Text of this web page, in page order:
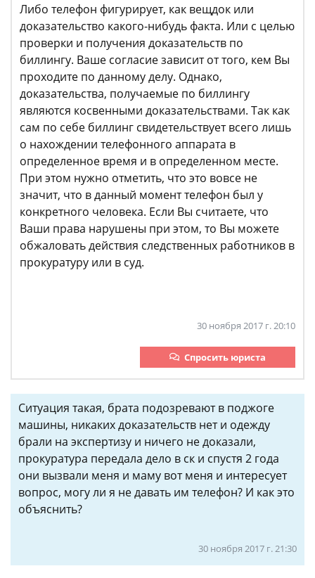
Либо телефон фигурирует, как вещдок или
доказательство какого-нибудь факта. Или с целью
проверки и получения доказательств по
биллингу. Ваше согласие зависит от того, кем Вы
проходите по данному делу. Однако,
доказательства, получаемые по биллингу
являются косвенными доказательствами. Так как
сам по себе биллинг свидетельствует всего лишь
о нахождении телефонного аппарата в
определенное время и в определенном месте.
При этом нужно отметить, что это вовсе не
значит, что в данный момент телефон был у
конкретного человека. Если Вы считаете, что
Ваши права нарушены при этом, то Вы можете
обжаловать действия следственных работников в
прокуратуру или в суд.
30 ноября 2017 г. 20:10
Спросить юриста
Ситуация такая, брата подозревают в поджоге
машины, никаких доказательств нет и одежду
брали на экспертизу и ничего не доказали,
прокуратура передала дело в ск и спустя 2 года
они вызвали меня и маму вот меня и интересует
вопрос, могу ли я не давать им телефон? И как это
объяснить?
30 ноября 2017 г. 21:30